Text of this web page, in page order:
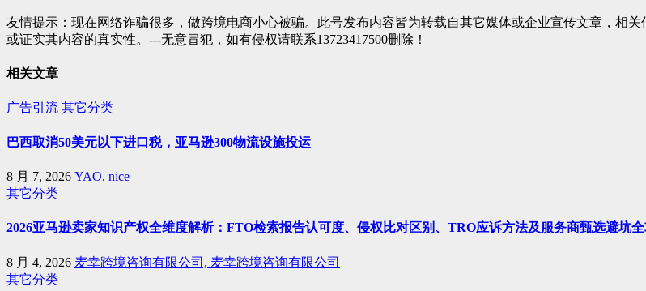
友情提示：现在网络诈骗很多，做跨境电商小心被骗。此号发布内容皆为转载自其它媒体或企业宣传文章，相
或证实其内容的真实性。---无意冒犯，如有侵权请联系13723417500删除！
相关文章
广告引流 其它分类
巴西取消50美元以下进口税，亚马逊300物流设施投运
8 月 7, 2026 YAO, nice
其它分类
2026亚马逊卖家知识产权全维度解析：FTO检索报告认可度、侵权比对区别、TRO应诉方法及服务商甄选避坑
8 月 4, 2026 麦幸跨境咨询有限公司, 麦幸跨境咨询有限公司
其它分类